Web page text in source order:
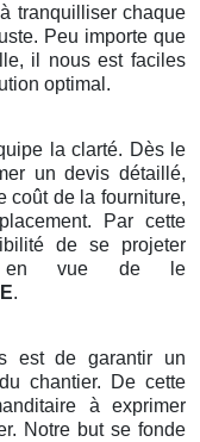
tranquilliser chaque
Peu importe que
il nous est faciles
optimal.
la clarté. Dès le
un devis détaillé,
coût de la fourniture,
Par cette
de se projeter
en vue de le
.
est de garantir un
chantier. De cette
à exprimer
Notre but se fonde